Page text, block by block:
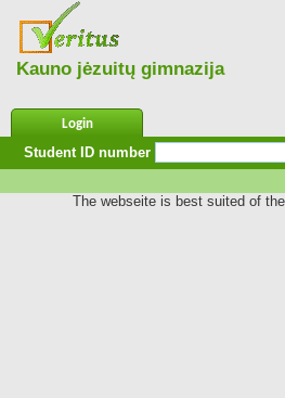
Kauno jėzuitų gimnazija
Login
Student ID number
The webseite is best suited of